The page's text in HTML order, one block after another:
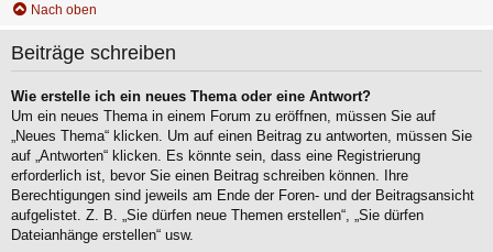
Nach oben
Beiträge schreiben
Wie erstelle ich ein neues Thema oder eine Antwort?
Um ein neues Thema in einem Forum zu eröffnen, müssen Sie auf
„Neues Thema“ klicken. Um auf einen Beitrag zu antworten, müssen Sie
auf „Antworten“ klicken. Es könnte sein, dass eine Registrierung
erforderlich ist, bevor Sie einen Beitrag schreiben können. Ihre
Berechtigungen sind jeweils am Ende der Foren- und der Beitragsansicht
aufgelistet. Z. B. „Sie dürfen neue Themen erstellen“, „Sie dürfen
Dateianhänge erstellen“ usw.